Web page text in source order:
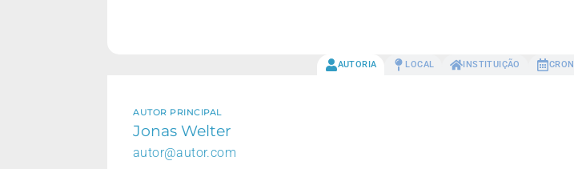
AUTORIA LOCAL INSTITUIÇÃO
AUTOR PRINCIPAL
Jonas Welter
autor@autor.com